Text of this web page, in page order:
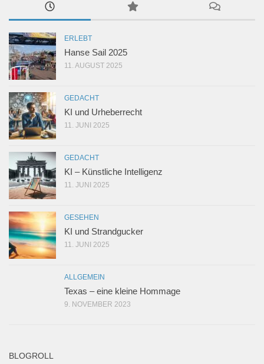
ERLEBT
Hanse Sail 2025
11. AUGUST 2025
GEDACHT
KI und Urheberrecht
11. JUNI 2025
GEDACHT
KI – Künstliche Intelligenz
11. JUNI 2025
GESEHEN
KI und Strandgucker
11. JUNI 2025
ALLGEMEIN
Texas – eine kleine Hommage
9. NOVEMBER 2023
BLOGROLL